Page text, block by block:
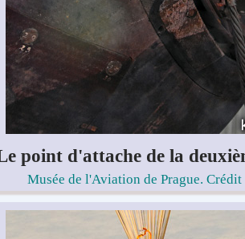
point d'attache de la
Musée de l'Aviation de Prague.